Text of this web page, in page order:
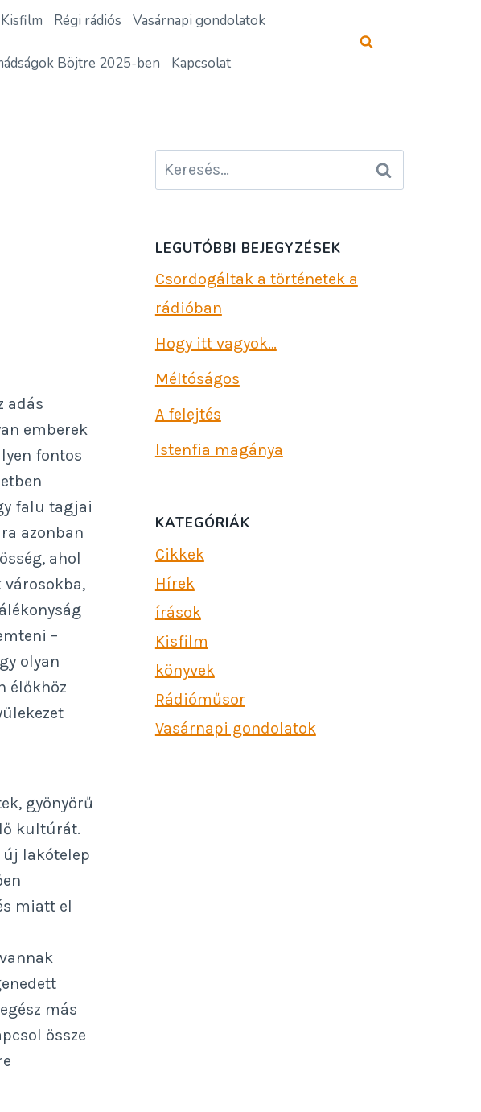
Kisfilm Régi rádiós Vasárnapi gondolatok
Böjtre 2025-ben Kapcsolat
adás
emberek
fontos
falu tagjai
azonban
ahol
–
olyan
élőkhöz
gyönyörű
kultúrát.
új lakótelep
miatt el
más
össze
Keresés:
LEGUTÓBBI BEJEGYZÉSEK
Csordogáltak a történetek a
rádióban
Hogy itt vagyok…
Méltóságos
A felejtés
Istenfia magánya
KATEGÓRIÁK
Cikkek
Hírek
írások
Kisfilm
könyvek
Rádióműsor
Vasárnapi gondolatok